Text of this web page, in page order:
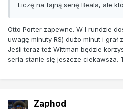
Liczę na fajną serię Beala, ale
Otto Porter zapewne. W I rundzie
uwagę minuty RS) dużo minut i
Jeśli teraz też Wittman będzie
seria stanie się jeszcze ciekawsza.
Zaphod